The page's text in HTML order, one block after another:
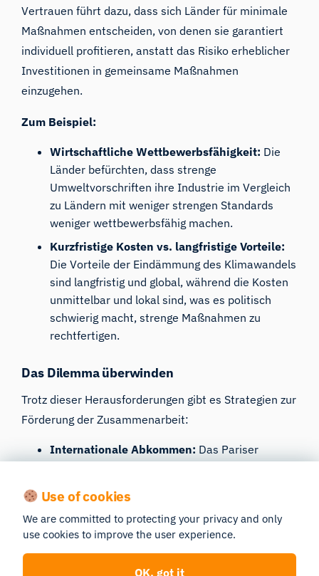
Vertrauen führt dazu, dass sich Länder für minimale
Maßnahmen entscheiden, von denen sie garantiert
individuell profitieren, anstatt das Risiko erheblicher
Investitionen in gemeinsame Maßnahmen
einzugehen.
Zum Beispiel:
Wirtschaftliche Wettbewerbsfähigkeit: Die
Länder befürchten, dass strenge
Umweltvorschriften ihre Industrie im Vergleich
zu Ländern mit weniger strengen Standards
weniger wettbewerbsfähig machen.
Kurzfristige Kosten vs. langfristige Vorteile:
Die Vorteile der Eindämmung des Klimawandels
sind langfristig und global, während die Kosten
unmittelbar und lokal sind, was es politisch
schwierig macht, strenge Maßnahmen zu
rechtfertigen.
Das Dilemma überwinden
Trotz dieser Herausforderungen gibt es Strategien zur
Förderung der Zusammenarbeit:
Internationale Abkommen: Das Pariser
Transparenz darauf abzielt, Vertrauen
aufzubauen.
Finanzierungsmechanismen:
Use of cookies
We are committed to protecting your privacy and only
use cookies to improve the user experience.
OK, got it